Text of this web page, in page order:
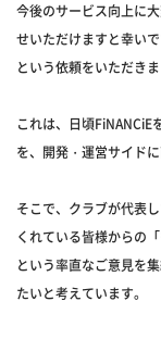
今後のサービス向上に
せいただけますと幸いで
という依頼をいただきま
これは、日頃FiNANCiE
を、開発・運営サイド
そこで、クラブが代表
くれている皆様からの
という率直なご意見を
たいと考えています。